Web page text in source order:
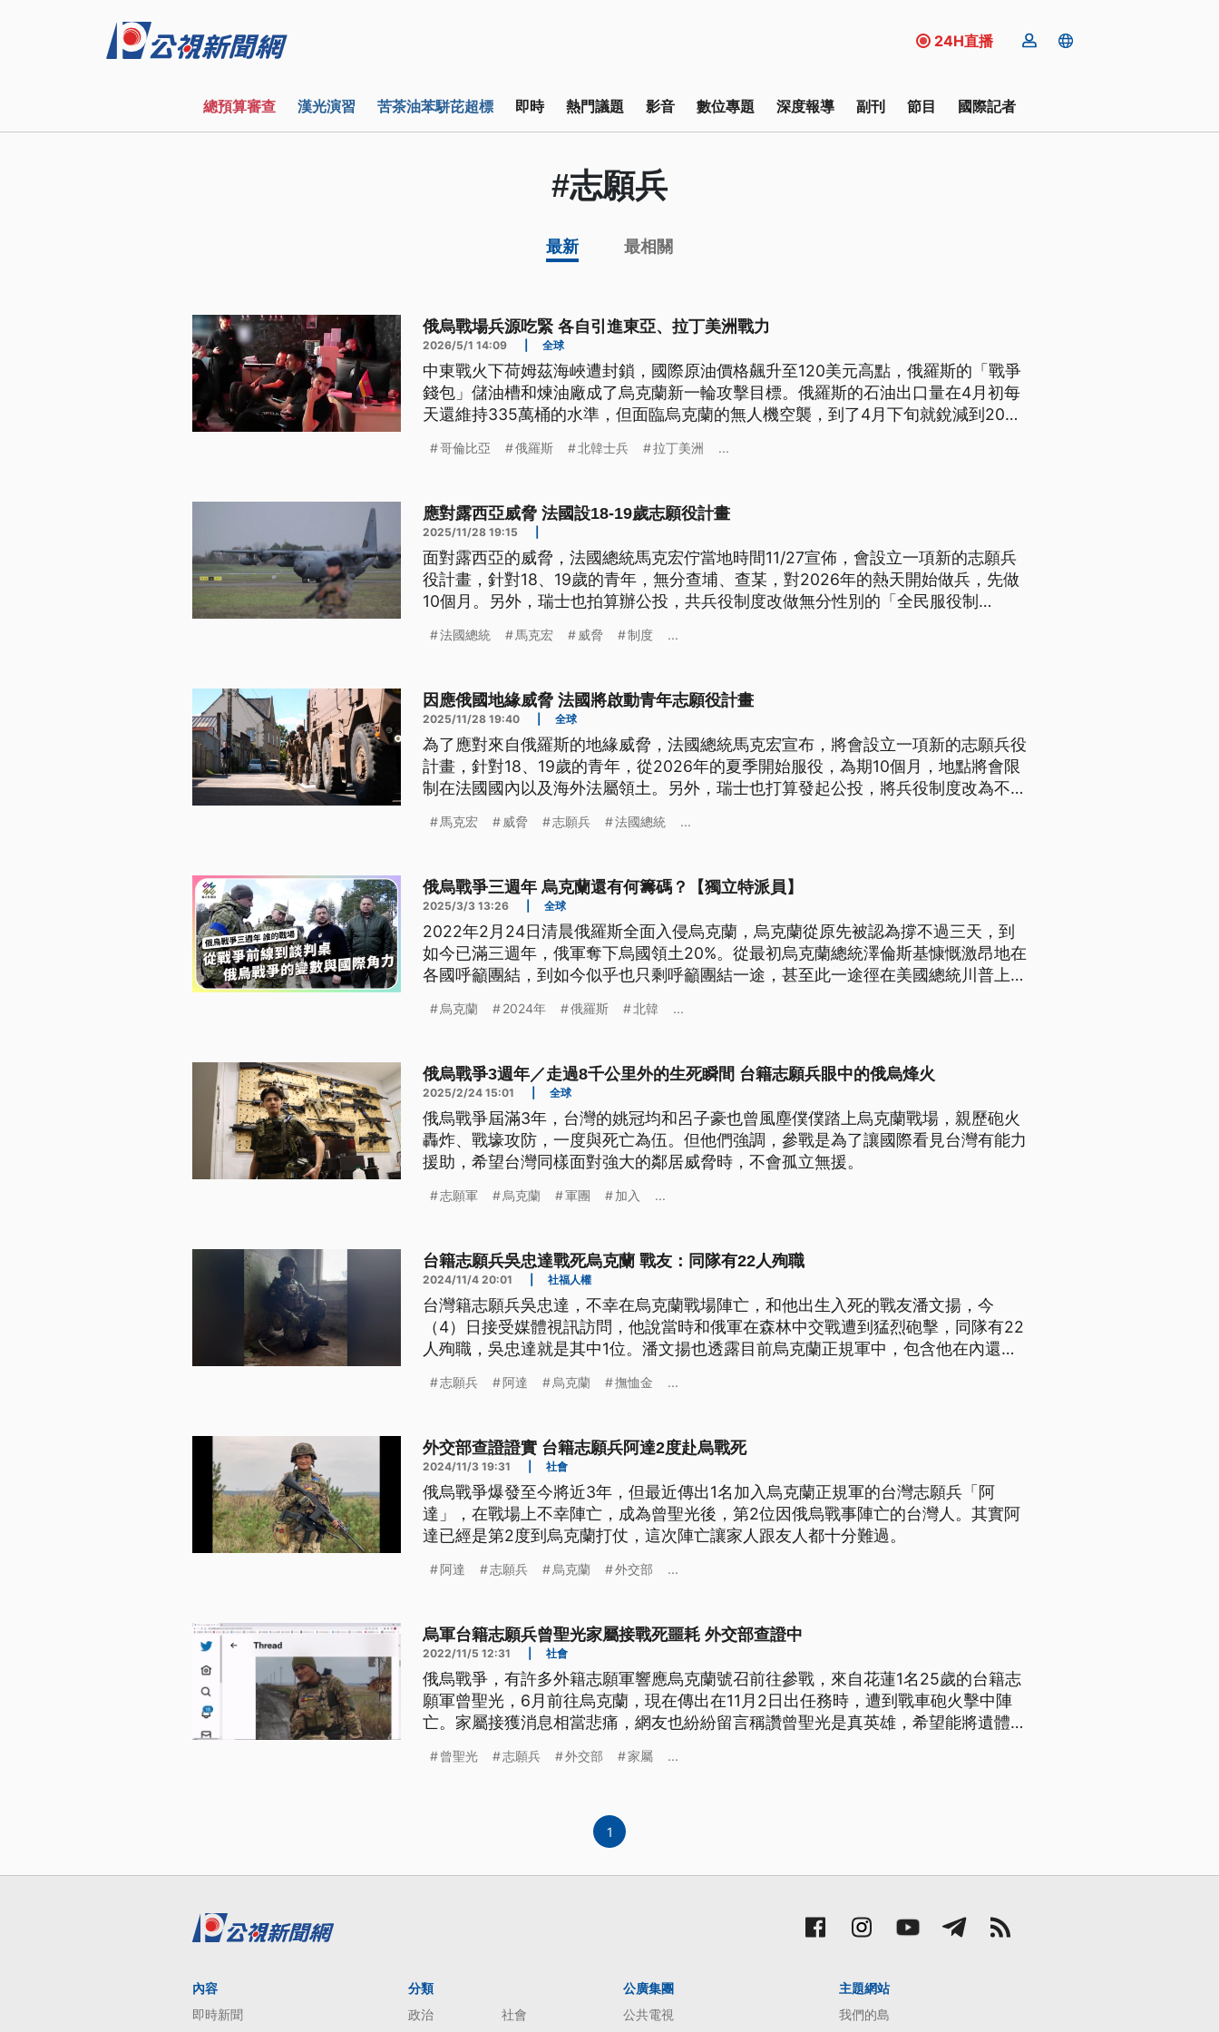
24H直播
總預算審查 漢光演習 苦茶油苯駢芘超標 即時 熱門議題 影音 數位專題 深度報導 副刊 節目 國際記者
#志願兵
最新 最相關
俄烏戰場兵源吃緊 各自引進東亞、拉丁美洲戰力
2026/5/1 14:09 全球
中東戰火下荷姆茲海峽遭封鎖，國際原油價格飆升至120美元高點，俄羅斯的「戰爭
錢包」儲油槽和煉油廠成了烏克蘭新一輪攻擊目標。俄羅斯的石油出口量在4月初每
天還維持335萬桶的水準，但面臨烏克蘭的無人機空襲，到了4月下旬就銳減到200
治結盟，各自也引進了拉丁美洲與東亞的外籍戰力。
哥倫比亞 俄羅斯 北韓士兵 拉丁美洲 ...
應對露西亞威脅 法國設18-19歲志願役計畫
2025/11/28 19:15
面對露西亞的威脅，法國總統馬克宏佇當地時間11/27宣佈，會設立一項新的志願兵
役計畫，針對18、19歲的青年，無分查埔、查某，對2026年的熱天開始做兵，先做
10個月。另外，瑞士也拍算辦公投，共兵役制度改做無分性別的「全民服役制
法國總統 馬克宏 威脅 制度 ...
因應俄國地緣威脅 法國將啟動青年志願役計畫
2025/11/28 19:40 全球
為了應對來自俄羅斯的地緣威脅，法國總統馬克宏宣布，將會設立一項新的志願兵役
計畫，針對18、19歲的青年，從2026年的夏季開始服役，為期10個月，地點將會限
制在法國國內以及海外法屬領土。另外，瑞士也打算發起公投，將兵役制度改為不分
馬克宏 威脅 志願兵 法國總統 ...
俄烏戰爭三週年 烏克蘭還有何籌碼？【獨立特派員】
2025/3/3 13:26 全球
2022年2月24日清晨俄羅斯全面入侵烏克蘭，烏克蘭從原先被認為撐不過三天，到
如今已滿三週年，俄軍奪下烏國領土20%。從最初烏克蘭總統澤倫斯基慷慨激昂地在
各國呼籲團結，到如今似乎也只剩呼籲團結一途，甚至此一途徑在美國總統川普上任
談判籌碼何在。
烏克蘭 2024年 俄羅斯 北韓 ...
俄烏戰爭3週年／走過8千公里外的生死瞬間 台籍志願兵眼中的俄烏烽火
2025/2/24 15:01 全球
俄烏戰爭屆滿3年，台灣的姚冠均和呂子豪也曾風塵僕僕踏上烏克蘭戰場，親歷砲火
轟炸、戰壕攻防，一度與死亡為伍。但他們強調，參戰是為了讓國際看見台灣有能力
援助，希望台灣同樣面對強大的鄰居威脅時，不會孤立無援。
志願軍 烏克蘭 軍團 加入 ...
台籍志願兵吳忠達戰死烏克蘭 戰友：同隊有22人殉職
2024/11/4 20:01 社福人權
台灣籍志願兵吳忠達，不幸在烏克蘭戰場陣亡，和他出生入死的戰友潘文揚，今
（4）日接受媒體視訊訪問，他說當時和俄軍在森林中交戰遭到猛烈砲擊，同隊有22
人殉職，吳忠達就是其中1位。潘文揚也透露目前烏克蘭正規軍中，包含他在內還有
志願兵 阿達 烏克蘭 撫恤金 ...
外交部查證證實 台籍志願兵阿達2度赴烏戰死
2024/11/3 19:31 社會
俄烏戰爭爆發至今將近3年，但最近傳出1名加入烏克蘭正規軍的台灣志願兵「阿
達」，在戰場上不幸陣亡，成為曾聖光後，第2位因俄烏戰事陣亡的台灣人。其實阿
達已經是第2度到烏克蘭打仗，這次陣亡讓家人跟友人都十分難過。
阿達 志願兵 烏克蘭 外交部 ...
烏軍台籍志願兵曾聖光家屬接戰死噩耗 外交部查證中
2022/11/5 12:31 社會
俄烏戰爭，有許多外籍志願軍響應烏克蘭號召前往參戰，來自花蓮1名25歲的台籍志
願軍曾聖光，6月前往烏克蘭，現在傳出在11月2日出任務時，遭到戰車砲火擊中陣
亡。家屬接獲消息相當悲痛，網友也紛紛留言稱讚曾聖光是真英雄，希望能將遺體運
曾聖光 志願兵 外交部 家屬 ...
1
內容
即時新聞
分類
政治
社會
公廣集團
公共電視
主題網站
我們的島